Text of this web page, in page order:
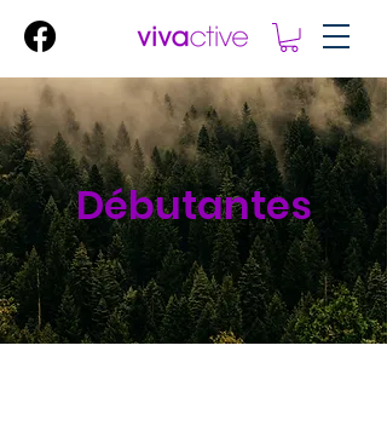
Débutantes